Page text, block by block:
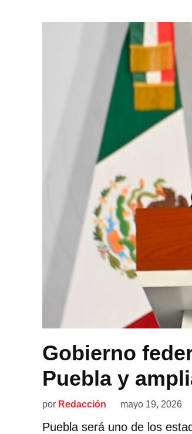
Gobierno
Puebla y
por Redacción mayo 19, 2026
Puebla será uno de los